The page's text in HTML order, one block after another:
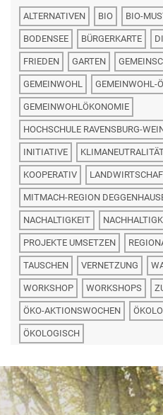
ALTERNATIVEN BIO BIO-
BODENSEE BÜRGERKARTE
FRIEDEN GARTEN
GEMEINWOHL GEMEINWOHL-
GEMEINWOHLÖKONOMIE
HOCHSCHULE RAVENSBURG-
INITIATIVE
KOOPERATIV
MITMACH-REGION
NACHALTIGKEIT
PROJEKTE UMSETZEN
TAUSCHEN VERNETZUNG
WORKSHOP WORKSHOPS
ÖKO-AKTIONSWOCHEN
ÖKOLOGISCH